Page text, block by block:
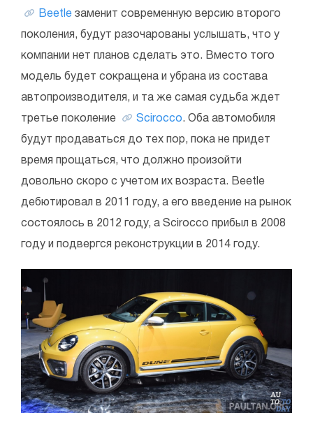
Beetle заменит современную версию второго
поколения, будут разочарованы услышать, что у
компании нет планов сделать это. Вместо того
модель будет сокращена и убрана из состава
автопроизводителя, и та же самая судьба ждет
третье поколение Scirocco. Оба автомобиля
будут продаваться до тех пор, пока не придет
время прощаться, что должно произойти
довольно скоро с учетом их возраста. Beetle
дебютировал в 2011 году, а его введение на рынок
состоялось в 2012 году, а Scirocco прибыл в 2008
году и подвергся реконструкции в 2014 году.